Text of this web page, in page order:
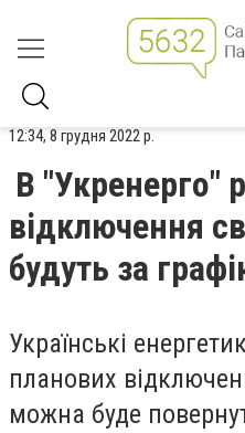
12:34, 8 грудня 2022 р.
В "Укренерго"
відключення
будуть за
Українські
планових
можна буде